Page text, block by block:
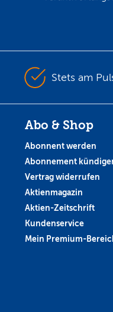
Stets am
Abo & Shop
Abonnent werden
Abonnement
Vertrag widerrufen
Aktienmagazin
Aktien-Zeitschrift
Kundenservice
Mein Premium-